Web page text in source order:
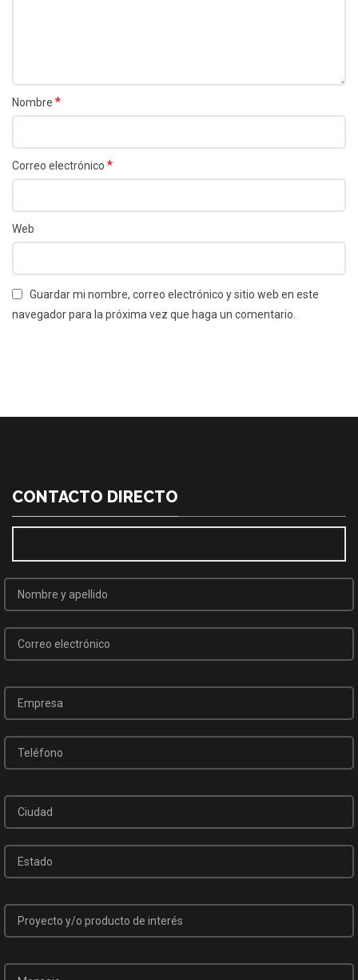
Nombre *
Correo electrónico *
Web
Guardar mi nombre, correo electrónico y sitio web en este
navegador para la próxima vez que haga un comentario.
CONTACTO DIRECTO